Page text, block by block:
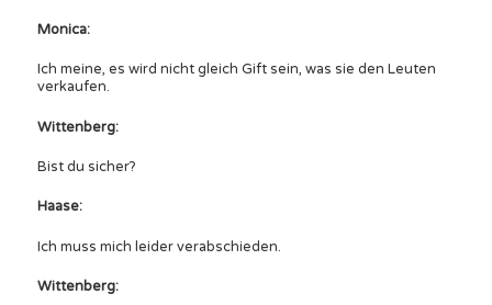
Monica:
Ich meine, es wird nicht gleich Gift sein, was sie den Leuten
verkaufen.
Wittenberg:
Bist du sicher?
Haase:
Ich muss mich leider verabschieden.
Wittenberg: